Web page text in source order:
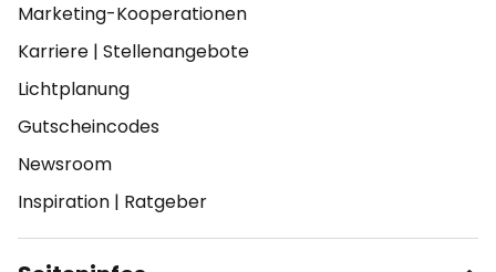
Marketing-Kooperationen
Karriere | Stellenangebote
Lichtplanung
Gutscheincodes
Newsroom
Inspiration | Ratgeber